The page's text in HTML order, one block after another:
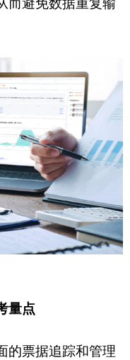
量点
的票据追踪和管理